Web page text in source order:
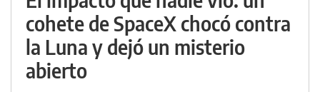
cohete de SpaceX chocó contra
la Luna y dejó un misterio
abierto